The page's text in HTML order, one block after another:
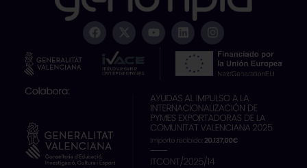
F
a
c
X
-
t
w
i
Y
o
u
e
L
i
n
k
e
i
n
I
n
s
a
r
a
m